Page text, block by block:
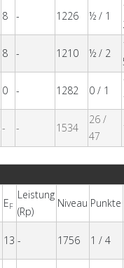
8 - 1226 ½ / 1
8 - 1210 ½ / 2
0 - 1282 0 / 1
- - 1534
26 /
47
EF
Leistung
(Rp)
Niveau Punkte
13 - 1756 1 / 4